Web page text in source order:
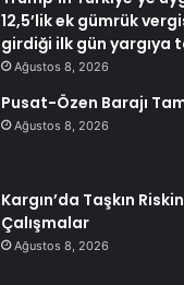
12,5’lik ek gümrük
girdiği ilk gün yargıya
Ağustos 8, 2026
Pusat-Özen Barajı
Ağustos 8, 2026
Kargın’da Taşkın
Çalışmalar
Ağustos 8, 2026